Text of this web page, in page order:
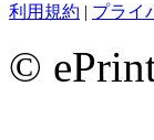
利用規約 | プライ
©